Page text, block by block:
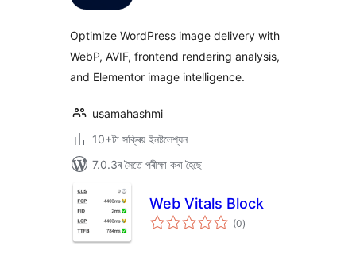
Optimize WordPress image delivery with
WebP, AVIF, frontend rendering analysis,
and Elementor image intelligence.
usamahashmi
10+টা সক্ৰিয় ইনষ্টলেশ্যন
7.0.3ৰ সৈতে পৰীক্ষা কৰা হৈছে
Web Vitals Block
(0টা
মুঠ)